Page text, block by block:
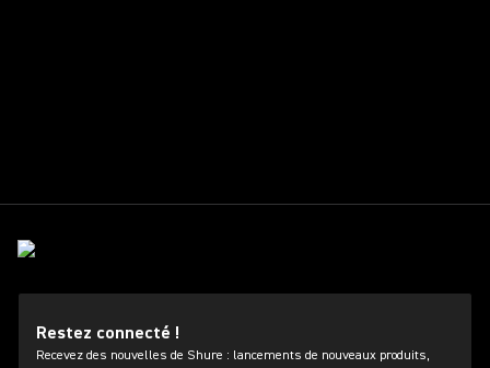
Restez connecté !
Recevez des nouvelles de Shure : lancements de nouveaux produits,